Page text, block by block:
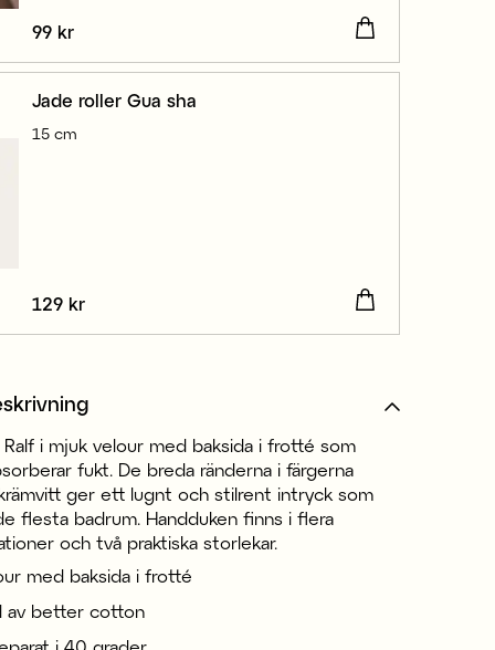
Pris:99 kr
99 kr
Jade roller Gua sha
15 cm
Pris :129 kr
129 kr
Ralf i mjuk velour med baksida i frotté som
fukt. De breda ränderna i färgerna
ger ett lugnt och stilrent intryck som
flesta badrum. Handduken finns i flera
och två praktiska storlekar.
med baksida i frotté
av better cotton